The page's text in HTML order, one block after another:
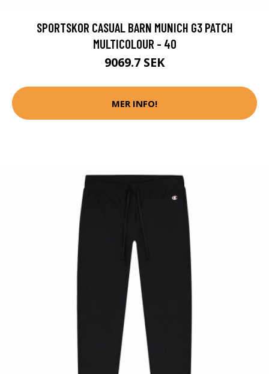
SPORTSKOR CASUAL BARN MUNICH G3 PATCH
MULTICOLOUR - 40
9069.7 SEK
MER INFO!